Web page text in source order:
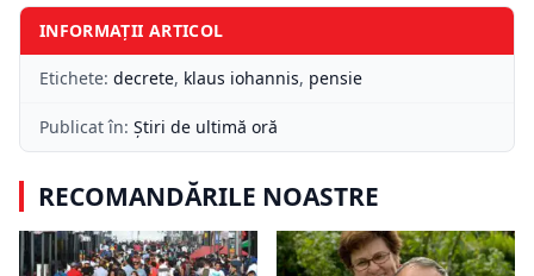
INFORMAȚII ARTICOL
Etichete: decrete, klaus iohannis, pensie
Publicat în: Știri de ultimă oră
RECOMANDĂRILE NOASTRE